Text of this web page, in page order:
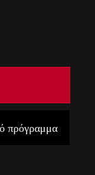
πρόγραμμα